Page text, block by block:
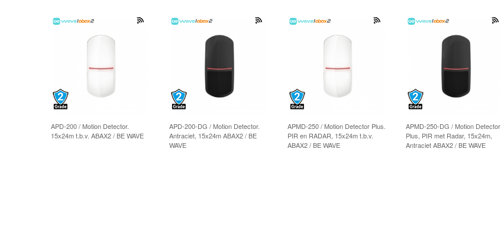
APD-200 / Motion Detector.
15x24m t.b.v. ABAX2 / BE WAVE
APD-200-DG / Motion Detector.
Antraciet, 15x24m ABAX2 / BE
WAVE
APMD-250 / Motion Detector Plus.
PIR en RADAR, 15x24m t.b.v.
ABAX2 / BE WAVE
APMD-250-DG / Motion Detector
Plus, PIR met Radar, 15x24m,
Antraciet ABAX2 / BE WAVE